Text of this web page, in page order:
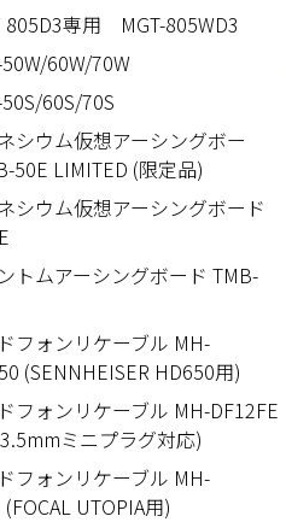
805D3専用 MGT-805WD3
50W/60W/70W
50S/60S/70S
シウム仮想アーシングボー
50E LIMITED (限定品)
シウム仮想アーシングボード
トムアーシングボード TMB-
フォンリケーブル MH-
(SENNHEISER HD650用)
フォンリケーブル MH-DF12FE
ミニプラグ対応)
フォンリケーブル MH-
UTOPIA用)